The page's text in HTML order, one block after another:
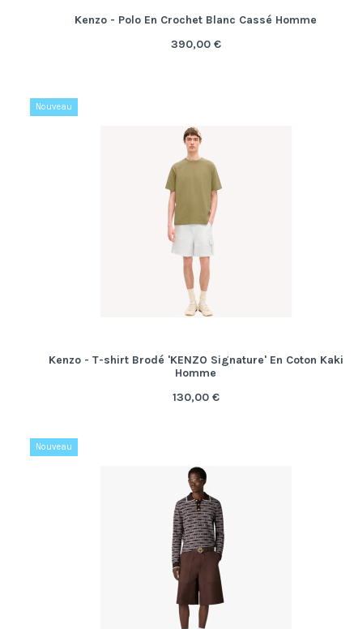
Kenzo - Polo En Crochet Blanc Cassé Homme
390,00 €
Nouveau
Kenzo - T-shirt Brodé 'KENZO Signature' En Coton Kaki
Homme
130,00 €
Nouveau